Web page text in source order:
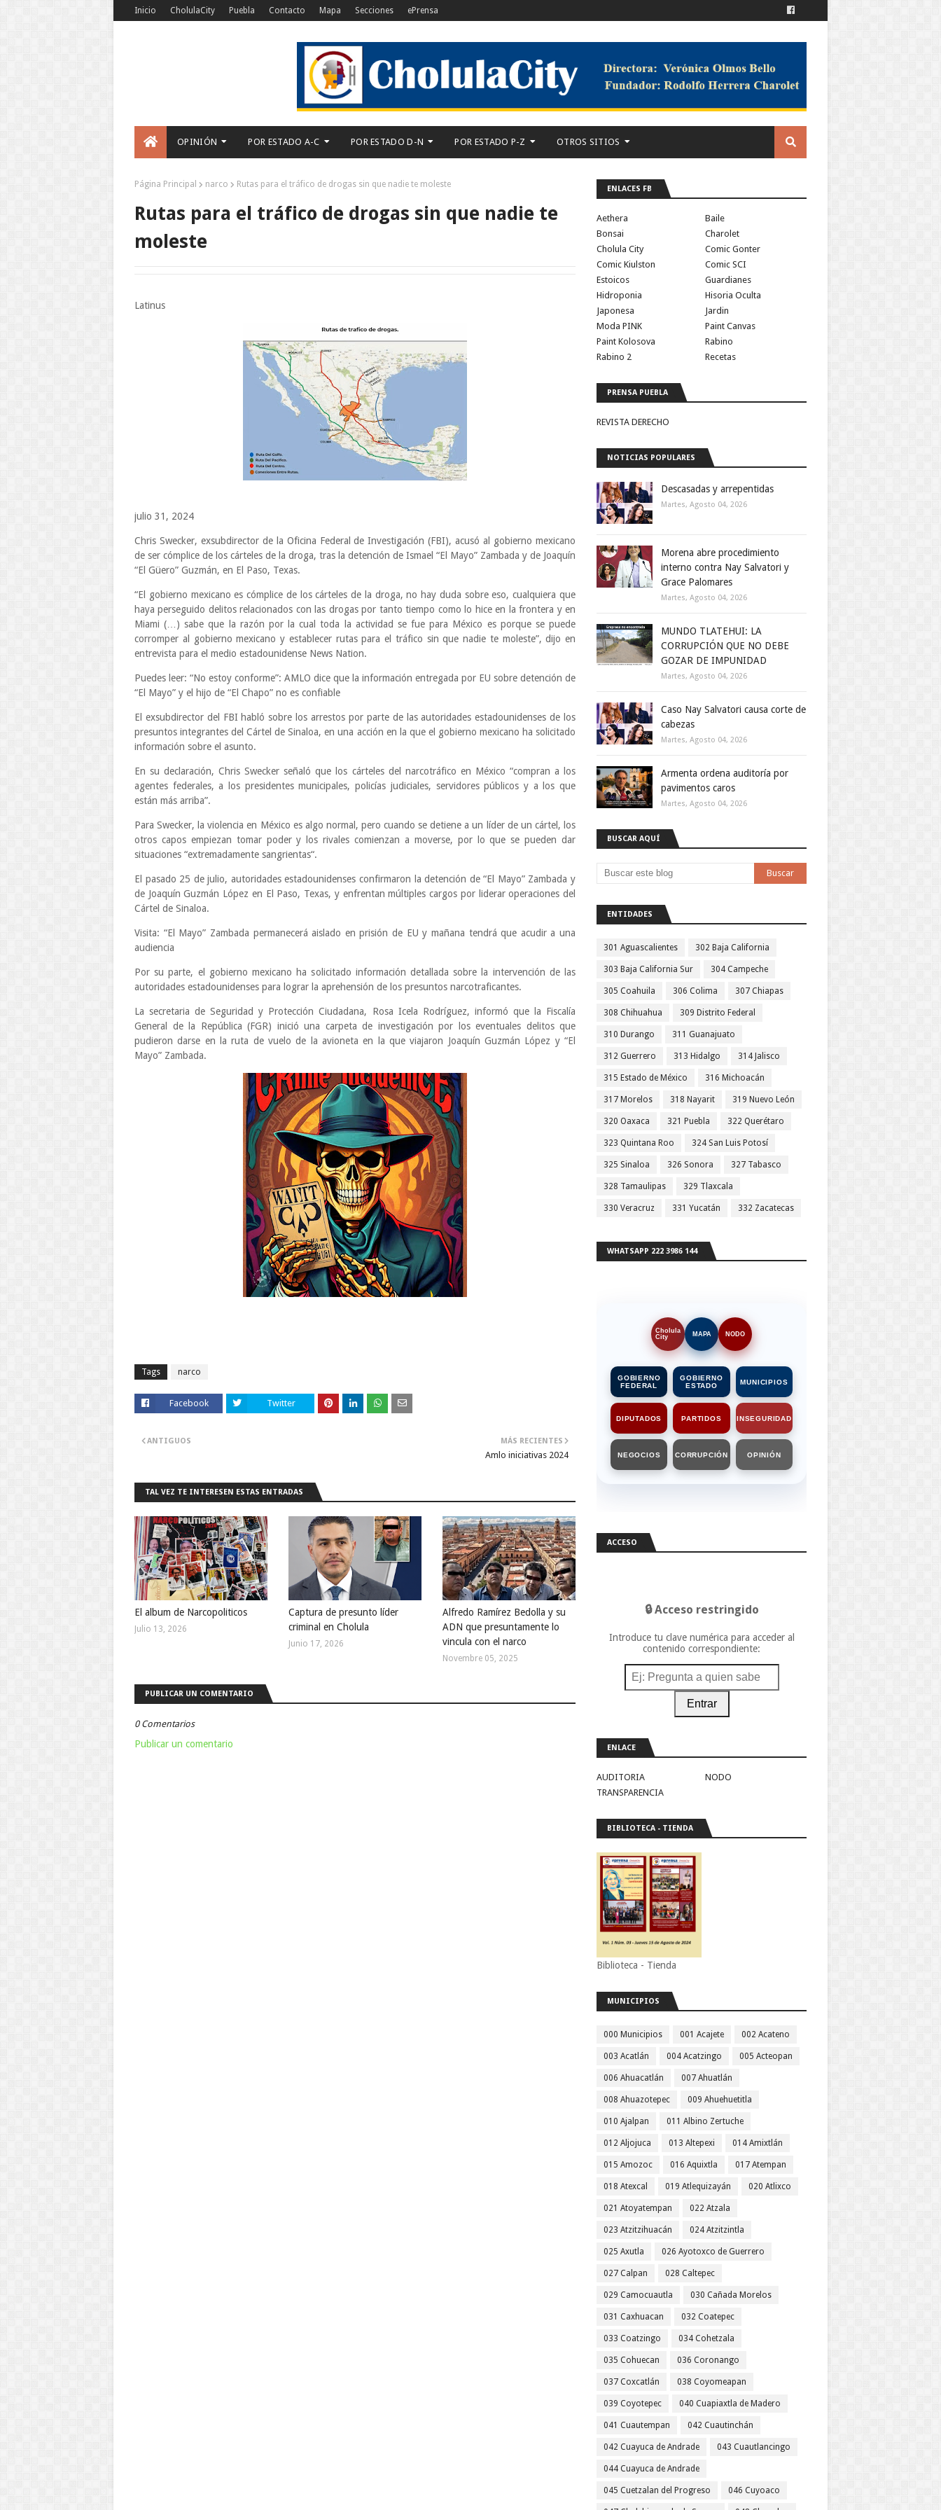
Inicio CholulaCity Puebla Contacto Mapa Secciones ePrensa
OPINIÓN POR ESTADO A-C POR ESTADO D-N POR ESTADO P-Z OTROS SITIOS
Página Principal narco Rutas para el tráfico de drogas sin que nadie te moleste
Rutas para el tráfico de drogas sin que nadie te
moleste
Latinus
julio 31, 2024
Chris Swecker, exsubdirector de la Oficina Federal de Investigación (FBI), acusó al gobierno mexicano
de ser cómplice de los cárteles de la droga, tras la detención de Ismael “El Mayo” Zambada y de Joaquín
“El Güero” Guzmán, en El Paso, Texas.
“El gobierno mexicano es cómplice de los cárteles de la droga, no hay duda sobre eso, cualquiera que
haya perseguido delitos relacionados con las drogas por tanto tiempo como lo hice en la frontera y en
Miami (…) sabe que la razón por la cual toda la actividad se fue para México es porque se puede
corromper al gobierno mexicano y establecer rutas para el tráfico sin que nadie te moleste”, dijo en
entrevista para el medio estadounidense News Nation.
Puedes leer: “No estoy conforme”: AMLO dice que la información entregada por EU sobre detención de
“El Mayo” y el hijo de “El Chapo” no es confiable
El exsubdirector del FBI habló sobre los arrestos por parte de las autoridades estadounidenses de los
presuntos integrantes del Cártel de Sinaloa, en una acción en la que el gobierno mexicano ha solicitado
información sobre el asunto.
En su declaración, Chris Swecker señaló que los cárteles del narcotráfico en México “compran a los
agentes federales, a los presidentes municipales, policías judiciales, servidores públicos y a los que
están más arriba”.
Para Swecker, la violencia en México es algo normal, pero cuando se detiene a un líder de un cártel, los
otros capos empiezan tomar poder y los rivales comienzan a moverse, por lo que se pueden dar
situaciones “extremadamente sangrientas“.
El pasado 25 de julio, autoridades estadounidenses confirmaron la detención de “El Mayo” Zambada y
de Joaquín Guzmán López en El Paso, Texas, y enfrentan múltiples cargos por liderar operaciones del
Cártel de Sinaloa.
Visita: “El Mayo” Zambada permanecerá aislado en prisión de EU y mañana tendrá que acudir a una
audiencia
Por su parte, el gobierno mexicano ha solicitado información detallada sobre la intervención de las
autoridades estadounidenses para lograr la aprehensión de los presuntos narcotraficantes.
La secretaria de Seguridad y Protección Ciudadana, Rosa Icela Rodríguez, informó que la Fiscalía
General de la República (FGR) inició una carpeta de investigación por los eventuales delitos que
pudieron darse en la ruta de vuelo de la avioneta en la que viajaron Joaquín Guzmán López y “El
Mayo” Zambada.
Tags narco
Facebook Twitter
MÁS RECIENTES
Amlo iniciativas 2024
ANTIGUOS
TAL VEZ TE INTERESEN ESTAS ENTRADAS
El album de Narcopoliticos
Julio 13, 2026
Captura de presunto líder
criminal en Cholula
Junio 17, 2026
Alfredo Ramírez Bedolla y su
ADN que presuntamente lo
vincula con el narco
Novembre 05, 2025
PUBLICAR UN COMENTARIO
0 Comentarios
Publicar un comentario
ENLACES FB
Aethera
Baile
Bonsai
Charolet
Cholula City
Comic Gonter
Comic Kiulston
Comic SCI
Estoicos
Guardianes
Hidroponia
Hisoria Oculta
Japonesa
Jardin
Moda PINK
Paint Canvas
Paint Kolosova
Rabino
Rabino 2
Recetas
PRENSA PUEBLA
REVISTA DERECHO
NOTICIAS POPULARES
Descasadas y arrepentidas
Martes, Agosto 04, 2026
Morena abre procedimiento
interno contra Nay Salvatori y
Grace Palomares
Martes, Agosto 04, 2026
MUNDO TLATEHUI: LA
CORRUPCIÓN QUE NO DEBE
GOZAR DE IMPUNIDAD
Martes, Agosto 04, 2026
Caso Nay Salvatori causa corte de
cabezas
Martes, Agosto 04, 2026
Armenta ordena auditoría por
pavimentos caros
Martes, Agosto 04, 2026
BUSCAR AQUÍ
ENTIDADES
301 Aguascalientes 302 Baja California
303 Baja California Sur 304 Campeche
305 Coahuila 306 Colima 307 Chiapas
308 Chihuahua 309 Distrito Federal
310 Durango 311 Guanajuato
312 Guerrero 313 Hidalgo 314 Jalisco
315 Estado de México 316 Michoacán
317 Morelos 318 Nayarit 319 Nuevo León
320 Oaxaca 321 Puebla 322 Querétaro
323 Quintana Roo 324 San Luis Potosí
325 Sinaloa 326 Sonora 327 Tabasco
328 Tamaulipas 329 Tlaxcala
330 Veracruz 331 Yucatán 332 Zacatecas
WHATSAPP 222 3986 144
Cholula
City
MAPA NODO
GOBIERNO
FEDERAL
GOBIERNO
ESTADO
MUNICIPIOS
DIPUTADOS PARTIDOS INSEGURIDAD
NEGOCIOS CORRUPCIÓN OPINIÓN
ACCESO
🔒 Acceso restringido
Introduce tu clave numérica para acceder al
contenido correspondiente:
Entrar
ENLACE
AUDITORIA
NODO
TRANSPARENCIA
BIBLIOTECA - TIENDA
Biblioteca - Tienda
MUNICIPIOS
000 Municipios 001 Acajete 002 Acateno
003 Acatlán 004 Acatzingo 005 Acteopan
006 Ahuacatlán 007 Ahuatlán
008 Ahuazotepec 009 Ahuehuetitla
010 Ajalpan 011 Albino Zertuche
012 Aljojuca 013 Altepexi 014 Amixtlán
015 Amozoc 016 Aquixtla 017 Atempan
018 Atexcal 019 Atlequizayán 020 Atlixco
021 Atoyatempan 022 Atzala
023 Atzitzihuacán 024 Atzitzintla
025 Axutla 026 Ayotoxco de Guerrero
027 Calpan 028 Caltepec
029 Camocuautla 030 Cañada Morelos
031 Caxhuacan 032 Coatepec
033 Coatzingo 034 Cohetzala
035 Cohuecan 036 Coronango
037 Coxcatlán 038 Coyomeapan
039 Coyotepec 040 Cuapiaxtla de Madero
041 Cuautempan 042 Cuautinchán
042 Cuayuca de Andrade 043 Cuautlancingo
044 Cuayuca de Andrade
045 Cuetzalan del Progreso 046 Cuyoaco